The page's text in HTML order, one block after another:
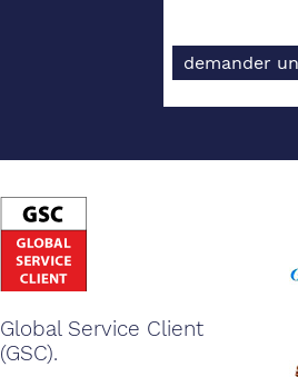
demander
Global Service Client
(GSC).